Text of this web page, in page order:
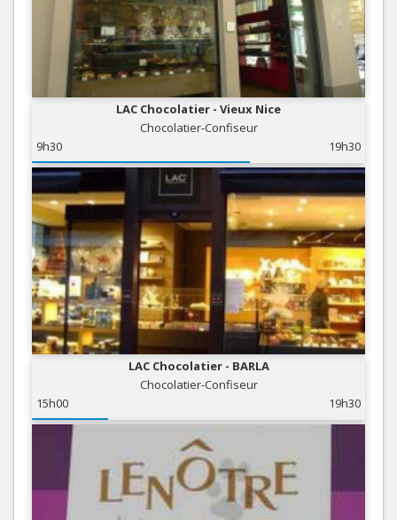
LAC Chocolatier - Vieux Nice
Chocolatier-Confiseur
9h30
19h30
LAC Chocolatier - BARLA
Chocolatier-Confiseur
15h00
19h30